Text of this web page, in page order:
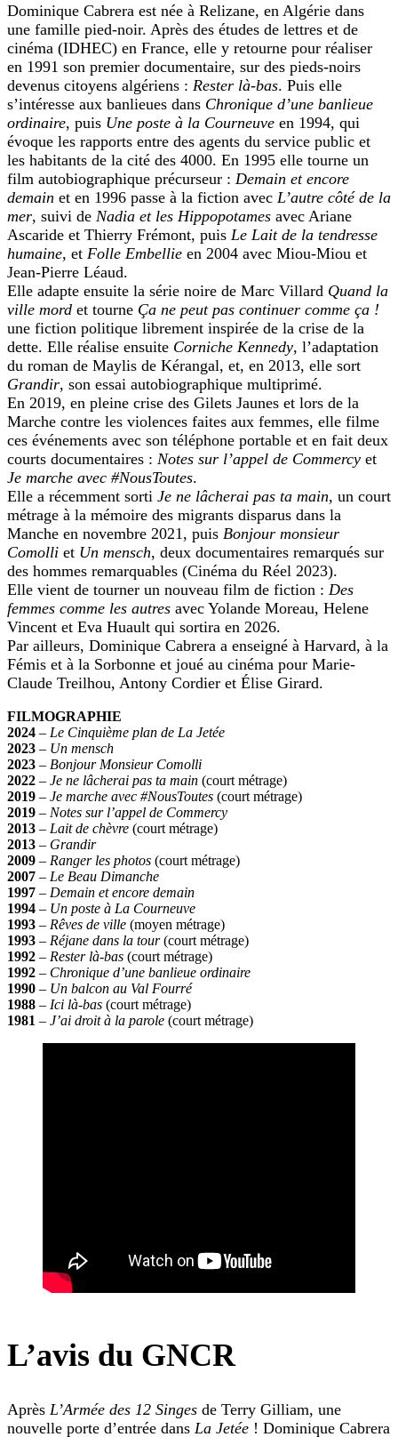
Dominique Cabrera est née à Relizane, en Algérie dans
une famille pied-noir. Après des études de lettres et de
cinéma (IDHEC) en France, elle y retourne pour réaliser
en 1991 son premier documentaire, sur des pieds-noirs
devenus citoyens algériens : Rester là-bas. Puis elle
s’intéresse aux banlieues dans Chronique d’une banlieue
ordinaire, puis Une poste à la Courneuve en 1994, qui
évoque les rapports entre des agents du service public et
les habitants de la cité des 4000. En 1995 elle tourne un
film autobiographique précurseur : Demain et encore
demain et en 1996 passe à la fiction avec L’autre côté de la
mer, suivi de Nadia et les Hippopotames avec Ariane
Ascaride et Thierry Frémont, puis Le Lait de la tendresse
humaine, et Folle Embellie en 2004 avec Miou-Miou et
Jean-Pierre Léaud.
Elle adapte ensuite la série noire de Marc Villard Quand la
ville mord et tourne Ça ne peut pas continuer comme ça !
une fiction politique librement inspirée de la crise de la
dette. Elle réalise ensuite Corniche Kennedy, l’adaptation
du roman de Maylis de Kérangal, et, en 2013, elle sort
Grandir, son essai autobiographique multiprimé.
En 2019, en pleine crise des Gilets Jaunes et lors de la
Marche contre les violences faites aux femmes, elle filme
ces événements avec son téléphone portable et en fait deux
courts documentaires : Notes sur l’appel de Commercy et
Je marche avec #NousToutes.
Elle a récemment sorti Je ne lâcherai pas ta main, un court
métrage à la mémoire des migrants disparus dans la
Manche en novembre 2021, puis Bonjour monsieur
Comolli et Un mensch, deux documentaires remarqués sur
des hommes remarquables (Cinéma du Réel 2023).
Elle vient de tourner un nouveau film de fiction : Des
femmes comme les autres avec Yolande Moreau, Helene
Vincent et Eva Huault qui sortira en 2026.
Par ailleurs, Dominique Cabrera a enseigné à Harvard, à la
Fémis et à la Sorbonne et joué au cinéma pour Marie-
Claude Treilhou, Antony Cordier et Élise Girard.
FILMOGRAPHIE
2024 – Le Cinquième plan de La Jetée
2023 – Un mensch
2023 – Bonjour Monsieur Comolli
2022 – Je ne lâcherai pas ta main (court métrage)
2019 – Je marche avec #NousToutes (court métrage)
2019 – Notes sur l’appel de Commercy
2013 – Lait de chèvre (court métrage)
2013 – Grandir
2009 – Ranger les photos (court métrage)
2007 – Le Beau Dimanche
1997 – Demain et encore demain
1994 – Un poste à La Courneuve
1993 – Rêves de ville (moyen métrage)
1993 – Réjane dans la tour(court métrage)
1992 – Rester là-bas (court métrage)
1992 – Chronique d’une banlieue ordinaire
1990 – Un balcon au Val Fourré
1988 – Ici là-bas (court métrage)
1981 – J’ai droit à la parole (court métrage)
L’avis du GNCR
Après L’Armée des 12 Singes de Terry Gilliam, une
nouvelle porte d’entrée dans La Jetée ! Dominique Cabrera